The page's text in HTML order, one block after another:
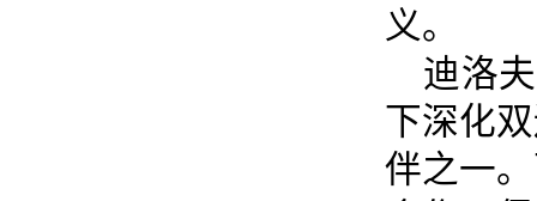
义。
迪洛
下深化
伴之一